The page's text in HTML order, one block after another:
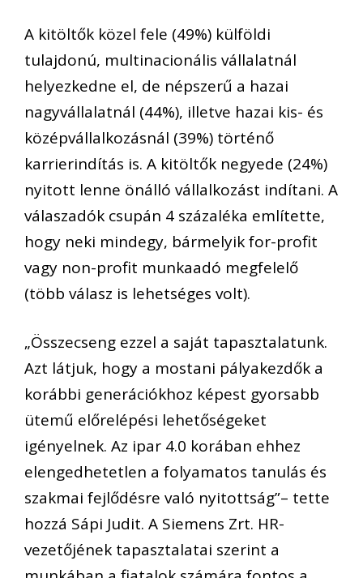
A kitöltők közel fele (49%) külföldi
tulajdonú, multinacionális vállalatnál
helyezkedne el, de népszerű a hazai
nagyvállalatnál (44%), illetve hazai kis- és
középvállalkozásnál (39%) történő
karrierindítás is. A kitöltők negyede (24%)
nyitott lenne önálló vállalkozást indítani. A
válaszadók csupán 4 százaléka említette,
hogy neki mindegy, bármelyikfor-profit
vagy non-profit munkaadó megfelelő
(több válasz is lehetséges volt).
„Összecseng ezzel a saját tapasztalatunk.
Azt látjuk, hogy a mostani pályakezdők a
korábbi generációkhoz képest gyorsabb
ütemű előrelépési lehetőségeket
igényelnek. Az ipar 4.0 korában ehhez
elengedhetetlen a folyamatos tanulás és
szakmai fejlődésre való nyitottság”– tette
hozzá Sápi Judit. A Siemens Zrt. HR-
vezetőjének tapasztalatai szerint a